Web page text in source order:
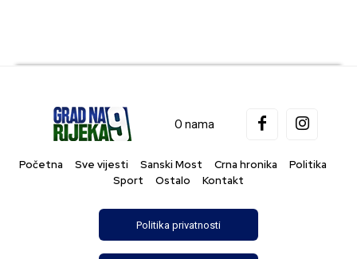
O nama
Početna Sve vijesti Sanski Most Crna hronika
Politika
Sport
Ostalo Kontakt
Politika privatnosti